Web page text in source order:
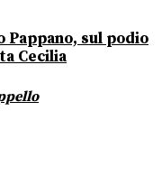
sul podio
Cecilia